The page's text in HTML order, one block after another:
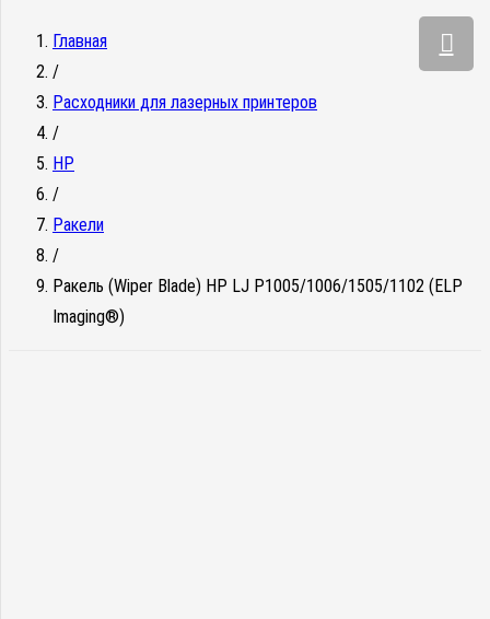
Главная
/
Расходники для лазерных принтеров
/
HP
/
Ракели
/
Ракель (Wiper Blade) HP LJ P1005/1006/1505/1102 (ELP
Imaging®)